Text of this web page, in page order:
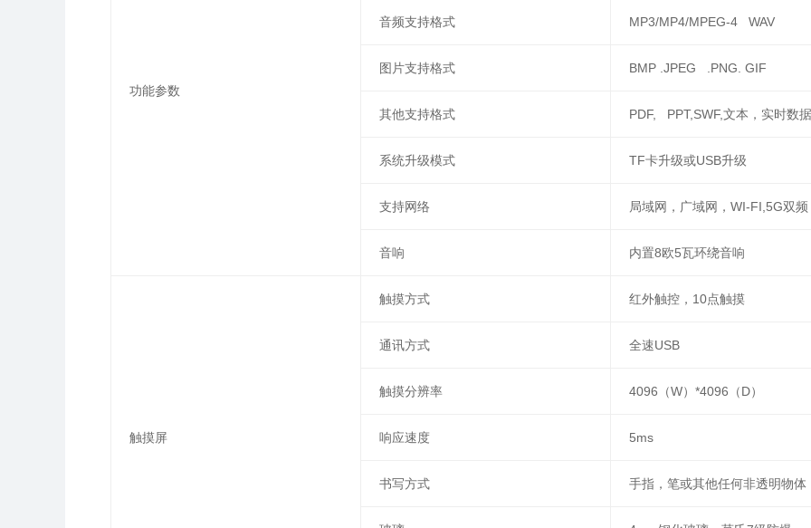
功能参数
音频支持格式 MP3/MP4/MPEG-4 WAV
图片支持格式 BMP .JPEG .PNG. GIF
其他支持格式 PDF, PPT,SWF,文本，实时数据
系统升级模式 TF卡升级或USB升级
支持网络 局域网，广域网，WI-FI,5G双频
音响 内置8欧5瓦环绕音响
触摸屏
触摸方式 红外触控，10点触摸
通讯方式 全速USB
触摸分辨率 4096（W）*4096（D）
响应速度 5ms
书写方式 手指，笔或其他任何非透明物体